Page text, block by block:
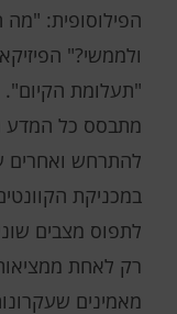
הפילוסופית:
ולממשי?"
"תעלומת
מתבסס כל המדע
להתרחש ואחרים
במכניקת
לתפוס מצבים
רק לאחת
מאמינים